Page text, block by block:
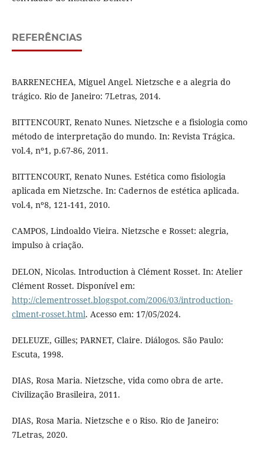
REFERÊNCIAS
BARRENECHEA, Miguel Angel. Nietzsche e a alegria do
trágico. Rio de Janeiro: 7Letras, 2014.
BITTENCOURT, Renato Nunes. Nietzsche e a fisiologia como
método de interpretação do mundo. In: Revista Trágica.
vol.4, nº1, p.67-86, 2011.
BITTENCOURT, Renato Nunes. Estética como fisiologia
aplicada em Nietzsche. In: Cadernos de estética aplicada.
vol.4, nº8, 121-141, 2010.
CAMPOS, Lindoaldo Vieira. Nietzsche e Rosset: alegria,
impulso à criação.
DELON, Nicolas. Introduction à Clément Rosset. In: Atelier
Clément Rosset. Disponível em:
http://clementrosset.blogspot.com/2006/03/introduction-
clment-rosset.html. Acesso em: 17/05/2024.
DELEUZE, Gilles; PARNET, Claire. Diálogos. São Paulo:
Escuta, 1998.
DIAS, Rosa Maria. Nietzsche, vida como obra de arte.
Civilização Brasileira, 2011.
DIAS, Rosa Maria. Nietzsche e o Riso. Rio de Janeiro:
7Letras, 2020.